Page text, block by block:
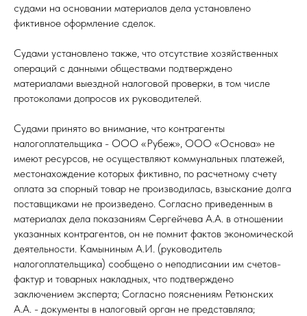
судами на основании материалов дела установлено
фиктивное оформление сделок.
Судами установлено также, что отсутствие хозяйственных
операций с данными обществами подтверждено
материалами выездной налоговой проверки, в том числе
протоколами допросов их руководителей.
Судами принято во внимание, что контрагенты
налогоплательщика - ООО «Рубеж», ООО «Основа» не
имеют ресурсов, не осуществляют коммунальных платежей,
местонахождение которых фиктивно, по расчетному счету
оплата за спорный товар не производилась, взыскание долга
поставщиками не произведено. Согласно приведенным в
материалах дела показаниям Сергейчева А.А. в отношении
указанных контрагентов, он не помнит фактов экономической
деятельности. Камыниным А.И. (руководитель
налогоплательщика) сообщено о неподписании им счетов-
фактур и товарных накладных, что подтверждено
заключением эксперта; Согласно пояснениям Ретюнских
А.А. - документы в налоговый орган не представляла;